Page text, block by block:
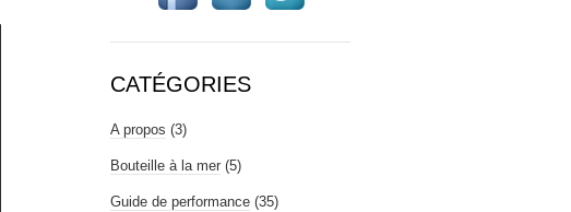
CATÉGORIES
A propos (3)
Bouteille à la mer (5)
Guide de performance (35)